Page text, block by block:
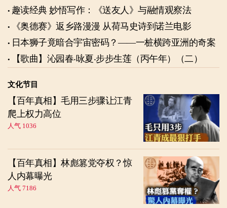
趣读经典 妙悟写作：《送友人》与融情观察法
《奥德赛》返乡路漫漫 从荷马史诗到诺兰电影
日本狮子竟暗合宇宙密码？——一桩横跨亚洲的奇案
【歌曲】沁园春‧咏夏‧步步生莲（丙午年）（二）
文化节目
【百年真相】毛用三步骤让江青
爬上权力高位
人气 1036
【百年真相】林彪篡党夺权？惊
人内幕曝光
人气 7186